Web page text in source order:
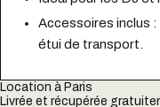
Accessoires inclus
étui de transport.
Location à Paris
Livrée et récupérée